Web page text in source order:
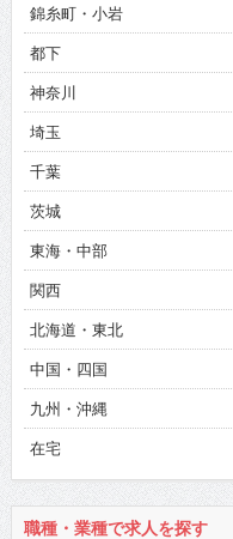
錦糸町・小岩
都下
神奈川
埼玉
千葉
茨城
東海・中部
関西
北海道・東北
中国・四国
九州・沖縄
在宅
職種・業種で求人を探す